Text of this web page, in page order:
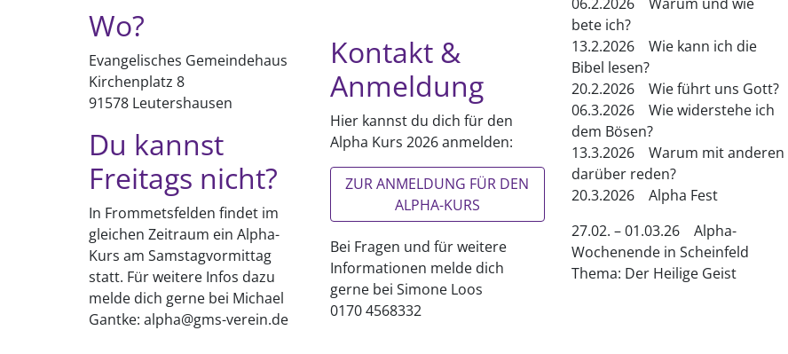
Wo?
Evangelisches Gemeindehaus
Kirchenplatz 8
91578 Leutershausen
Du kannst
Freitags nicht?
In Frommetsfelden findet im
gleichen Zeitraum ein Alpha-
Kurs am Samstagvormittag
statt. Für weitere Infos dazu
melde dich gerne bei Michael
Gantke: alpha@gms-verein.de
Kontakt &
Anmeldung
Hier kannst du dich für den
Alpha Kurs 2026 anmelden:
ZUR ANMELDUNG FÜR DEN
ALPHA-KURS
Bei Fragen und für weitere
Informationen melde dich
gerne bei Simone Loos
0170 4568332
bete ich?
13.2.2026 Wie kann ich die
Bibel lesen?
20.2.2026 Wie führt uns Gott?
06.3.2026 Wie widerstehe ich
dem Bösen?
13.3.2026 Warum mit anderen
darüber reden?
20.3.2026 Alpha Fest
27.02. – 01.03.26 Alpha-
Wochenende in Scheinfeld
Thema: Der Heilige Geist